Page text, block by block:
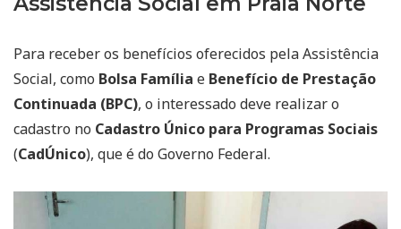
Para receber os benefícios oferecidos pela Assistência
Social, como Bolsa Família e Benefício de Prestação
Continuada (BPC), o interessado deve realizar o
cadastro no Cadastro Único para Programas Sociais
(CadÚnico), que é do Governo Federal.